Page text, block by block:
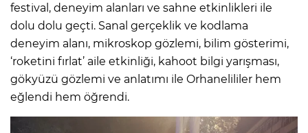
festival, deneyim alanları ve sahne etkinlikleri ile
dolu dolu geçti. Sanal gerçeklik ve kodlama
deneyim alanı, mikroskop gözlemi, bilim gösterimi,
‘roketini fırlat’ aile etkinliği, kahoot bilgi yarışması,
gökyüzü gözlemi ve anlatımı ile Orhanelililer hem
eğlendi hem öğrendi.